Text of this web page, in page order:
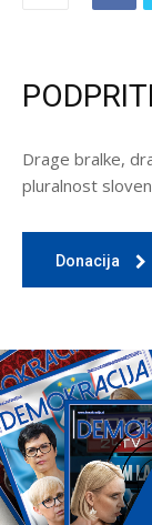
Drage bralke,
pluralnost
Donacija